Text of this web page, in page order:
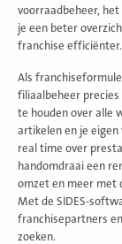
voorraadbeheer,
je een beter
franchise efficiënter.
Als
filiaalbeheer
te houden over alle
artikelen en je eigen
real time over
handomdraai een
omzet en meer met
Met de SIDES-
franchisepartners
zoeken.